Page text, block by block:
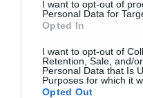
I want to opt-out of
Personal Data for
Opted In
I want to opt-out of
Retention, Sale, and/
Personal Data that Is
Purposes for which it
Opted Out